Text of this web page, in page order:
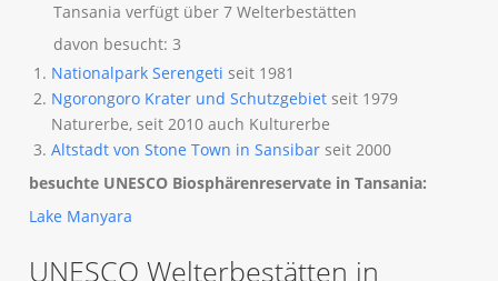
Tansania verfügt über 7 Welterbestätten
davon besucht: 3
Nationalpark Serengeti seit 1981
Ngorongoro Krater und Schutzgebiet seit 1979
Naturerbe, seit 2010 auch Kulturerbe
Altstadt von Stone Town in Sansibar seit 2000
besuchte UNESCO Biosphärenreservate in Tansania:
Lake Manyara
UNESCO Welterbestätten in